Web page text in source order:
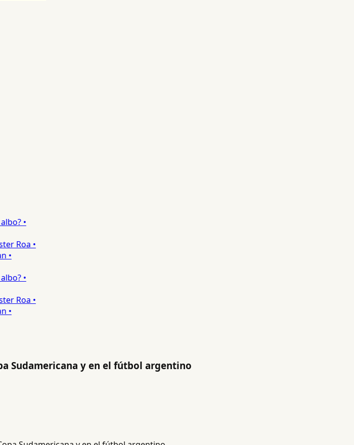
•
Roa •
•
Roa •
Sudamericana y en el fútbol argentino